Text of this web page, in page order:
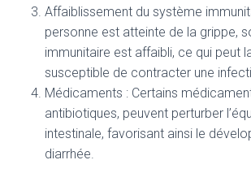
Affaiblissement du système
personne est atteinte de la grippe,
immunitaire est affaibli, ce qui peut
susceptible de contracter une
Médicaments : Certains
antibiotiques, peuvent perturber
intestinale, favorisant ainsi le
diarrhée.